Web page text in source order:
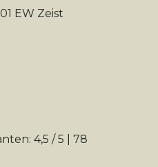
EW Zeist
4,5 / 5
78